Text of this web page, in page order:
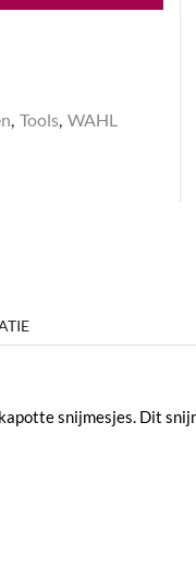
, Tools, WAHL
snijmesjes. Dit